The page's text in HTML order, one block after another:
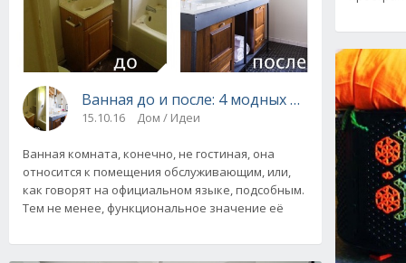
Ванная до и после: 4 модных проекта
15.10.16 Дом / Идеи
Ванная комната, конечно, не гостиная, она
относится к помещения обслуживающим, или,
как говорят на официальном языке, подсобным.
Тем не менее, функциональное значение её